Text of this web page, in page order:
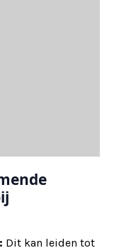
Dit kan leiden tot